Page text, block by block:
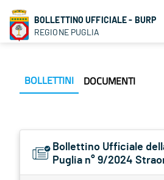
BOLLETTINO UFFICIALE - BURP
REGIONE PUGLIA
BOLLETTINI DOCUMENTI
Bollettino Ufficiale
Puglia n° 9/2024